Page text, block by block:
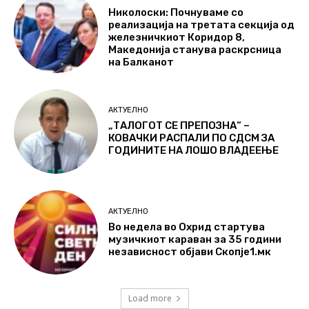
Николоски: Почнуваме со
реализација на третата секција од
железничкиот Коридор 8,
Македонија станува раскрсница
на Балканот
АКТУЕЛНО
„ТАЛОГОТ СЕ ПРЕПОЗНА“ –
КОВАЧКИ РАСПАЛИ ПО СДСМ ЗА
ГОДИНИТЕ НА ЛОШО ВЛАДЕЕЊЕ
АКТУЕЛНО
Во недела во Охрид стартува
музичкиот караван за 35 години
независност објави Скопје1.мк
Load more